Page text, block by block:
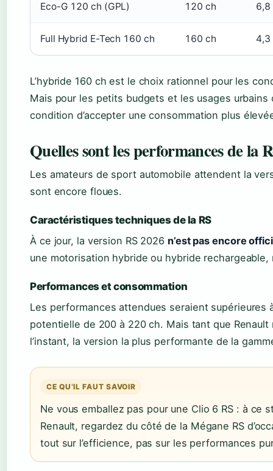
Eco-G 120 ch (GPL) 120 ch 6,8
Full Hybrid E-Tech 160 ch 160 ch 4,3
L’hybride 160 ch est le choix rationnel pour les
Mais pour les petits budgets et les usages
condition d’accepter une consommation plus
Quelles sont les performances de la
Les amateurs de sport automobile attendent la
sont encore floues.
Caractéristiques techniques de la RS
À ce jour, la version RS 2026 n’est pas encore
une motorisation hybride ou hybride
Performances et consommation
Les performances attendues seraient
potentielle de 200 à 220 ch. Mais tant que
l’instant, la version la plus performante de la
CE QU’IL FAUT SAVOIR
Ne vous emballez pas pour une Clio 6 RS : à ce
Renault, regardez du côté de la Mégane RS
tout sur l’efficience, pas sur les performances